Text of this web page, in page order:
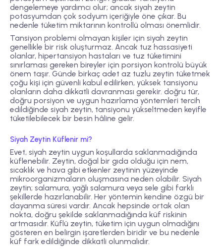
dengelemeye yardımcı olur; ancak siyah zeytin
potasyumdan çok sodyum içeriğiyle öne çıkar. Bu
nedenle tüketim miktarının kontrollü olması önemlidir.
Tansiyon problemi olmayan kişiler için siyah zeytin
genellikle bir risk oluşturmaz. Ancak tuz hassasiyeti
olanlar, hipertansiyon hastaları ve tuz tüketimini
sınırlaması gereken bireyler için porsiyon kontrolü büyük
önem taşır. Günde birkaç adet az tuzlu zeytin tüketmek
çoğu kişi için güvenli kabul edilirken, yüksek tansiyonu
olanların daha dikkatli davranması gerekir. doğru tür,
doğru porsiyon ve uygun hazırlama yöntemleri tercih
edildiğinde siyah zeytin, tansiyonu yükseltmeden keyifle
tüketilebilecek bir besin hâline gelir.
Siyah Zeytin Küflenir mi?
Evet, siyah zeytin uygun koşullarda saklanmadığında
küflenebilir. Zeytin, doğal bir gıda olduğu için nem,
sıcaklık ve hava gibi etkenler zeytinin yüzeyinde
mikroorganizmaların oluşmasına neden olabilir. Siyah
zeytin; salamura, yağlı salamura veya sele gibi farklı
şekillerde hazırlanabilir. Her yöntemin kendine özgü bir
dayanma süresi vardır. Ancak hepsinde ortak olan
nokta, doğru şekilde saklanmadığında küf riskinin
artmasıdır. Küflü zeytin, tüketim için uygun olmadığını
gösteren en belirgin işaretlerden biridir ve bu nedenle
küf fark edildiğinde dikkatli olunmalıdır.